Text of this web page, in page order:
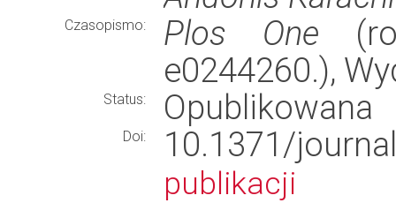
Czasopismo: Plos One
e0244260.),
Status: Opublikowana
Doi: 10.1371/
publikacji